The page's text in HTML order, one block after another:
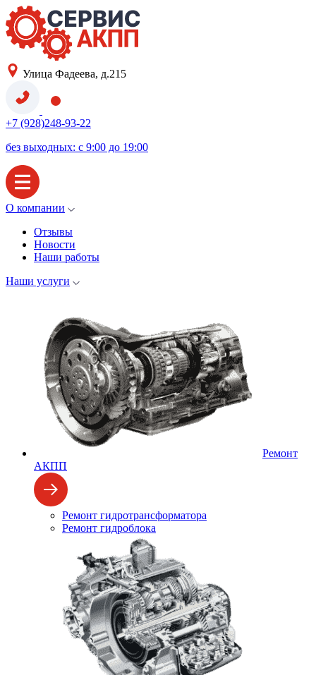
Улица Фадеева, д.215
+7 (928)248-93-22
без выходных: с 9:00 до 19:00
О компании
Отзывы
Новости
Наши работы
Наши услуги
Ремонт
АКПП
Ремонт гидротрансформатора
Ремонт гидроблока